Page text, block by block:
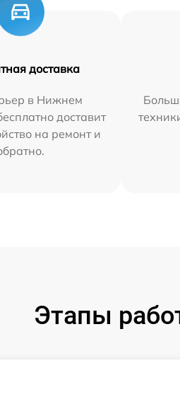
доставка
в Нижнем
доставит
на ремонт и
Этапы